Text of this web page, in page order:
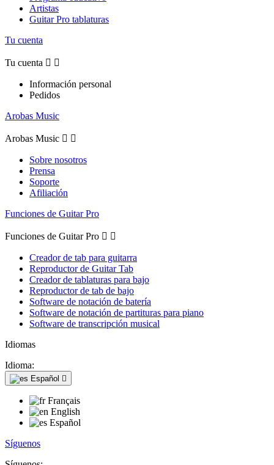
Artistas
Guitar Pro tablaturas
Tu cuenta
Tu cuenta  
Información personal
Pedidos
Arobas Music
Arobas Music  
Sobre nosotros
Prensa
Soporte
Afiliación
Funciones de Guitar Pro
Funciones de Guitar Pro  
Creador de tab para guitarra
Reproductor de Guitar Tab
Creador de tablaturas para bajo
Reproductor de tab de bajo
Software de notación de batería
Software de notación de partituras para piano
Software de transcripción musical
Idiomas
Idioma:
Español 
Français
English
Español
Síguenos